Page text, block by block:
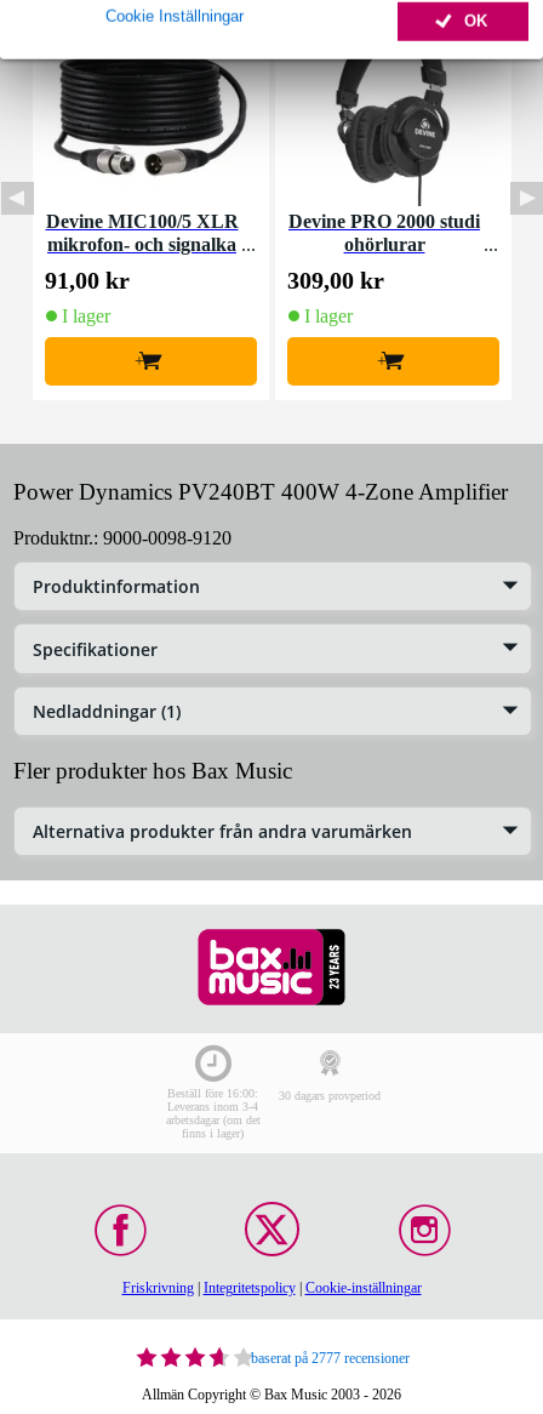
OK
Cookie Inställningar
Devine MIC100/5 XLR
mikrofon- och signalka
bel 5 meter
91,00 kr
I lager
+
Devine PRO 2000 studi
ohörlurar
309,00 kr
I lager
+
Power Dynamics PV240BT 400W 4-Zone Amplifier
Produktnr.: 9000-0098-9120
Produktinformation
Specifikationer
Nedladdningar (1)
Fler produkter hos Bax Music
Alternativa produkter från andra varumärken
Beställ före 16:00:
Leverans inom 3-4
arbetsdagar (om det
finns i lager)
30 dagars provperiod
Friskrivning| Integritetspolicy| Cookie-inställningar
baserat på 2777 recensioner
Allmän Copyright © Bax Music 2003 - 2026